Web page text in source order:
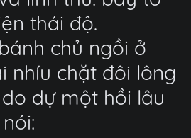
thái độ.
chủ ngồi ở
nhíu chặt đôi lông
dự một hồi lâu